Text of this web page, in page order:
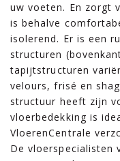
uw voeten. En zorgt
is behalve
isolerend. Er is een
structuren
tapijtstructuren
velours, frisé en
structuur heeft zijn
vloerbedekking is
VloerenCentrale
De vloerspecialisten